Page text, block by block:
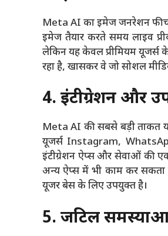
Meta AI का इमेज जनरेशन
इमेज तैयार करते समय लाइव
लेकिन यह केवल प्रीमियम यूजर्स
रहा है, खासकर वे जो सोशल
4. इंटीग्रेशन और
Meta AI की सबसे बड़ी ताकत
यूजर्स Instagram,
इंटीग्रेशन ऐप्स और सेवाओं की
अन्य ऐप्स में भी काम कर सकता
यूजर बेस के लिए उपयुक्त है।
5. जटिल